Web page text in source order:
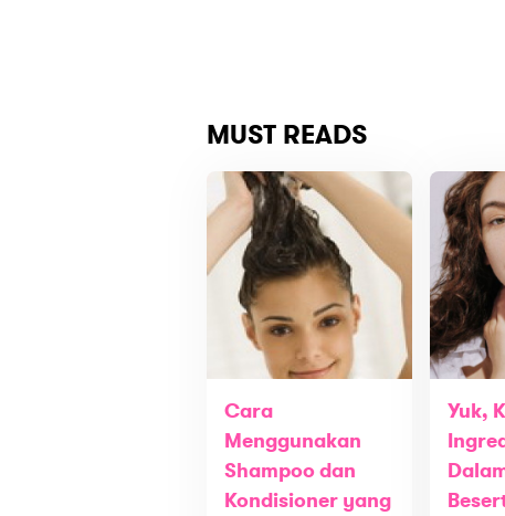
MUST READS
Cara
Menggunakan
Shampoo dan
Kondisioner yang
Yuk,